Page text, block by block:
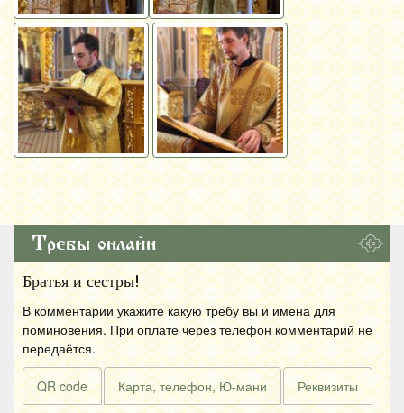
Требы онлайн
Братья и сестры!
В комментарии укажите какую требу вы и имена для
поминовения. При оплате через телефон комментарий не
передаётся.
QR code Карта, телефон, Ю-мани Реквизиты